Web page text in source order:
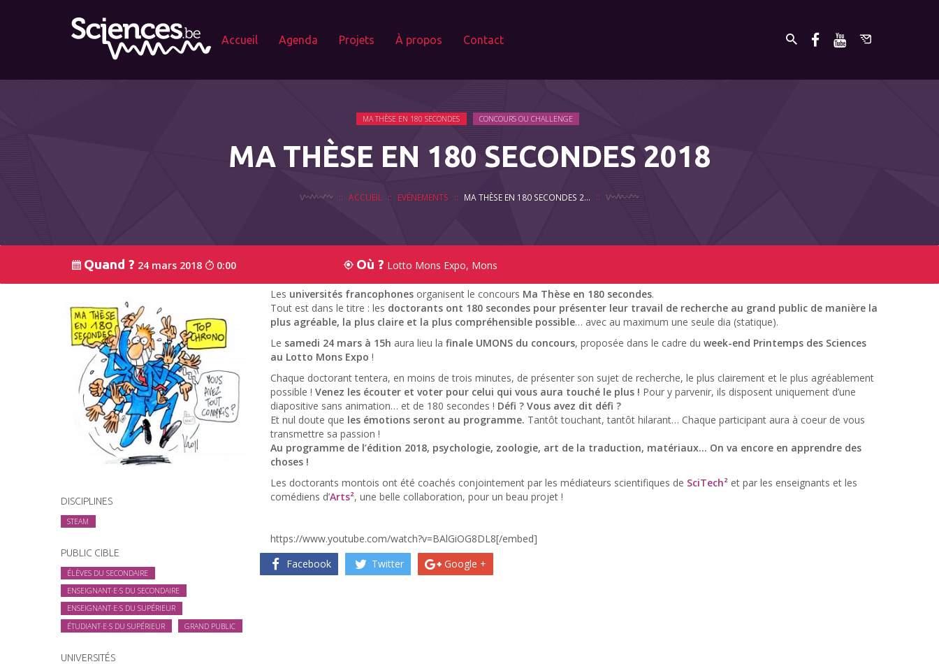
Accueil Agenda Projets À propos Contact
MA THÈSE EN 180 SECONDES CONCOURS OU CHALLENGE
MA THÈSE EN 180 SECONDES 2018
ACCUEIL EVÉNEMENTS MA THÈSE EN 180 SECONDES 2018
Quand ? 24 mars 2018 0:00 Où ? Lotto Mons Expo, Mons
DISCIPLINES
STEAM
PUBLIC CIBLE
ÉLÈVES DU SECONDAIRE
ENSEIGNANT·E·S DU SECONDAIRE
ENSEIGNANT·E·S DU SUPÉRIEUR
ÉTUDIANT·E·S DU SUPÉRIEUR
GRAND PUBLIC
UNIVERSITÉS
Les universités francophones organisent le concours Ma Thèse en 180 secondes.
Tout est dans le titre : les doctorants ont 180 secondes pour présenter leur travail de recherche au grand public de manière la
plus agréable, la plus claire et la plus compréhensible possible… avec au maximum une seule dia (statique).
Le samedi 24 mars à 15h aura lieu la finale UMONS du concours, proposée dans le cadre du week-end Printemps des Sciences
au Lotto Mons Expo !
Chaque doctorant tentera, en moins de trois minutes, de présenter son sujet de recherche, le plus clairement et le plus agréablement
possible ! Venez les écouter et voter pour celui qui vous aura touché le plus ! Pour y parvenir, ils disposent uniquement d’une
diapositive sans animation… et de 180 secondes ! Défi ? Vous avez dit défi ?
Et nul doute que les émotions seront au programme. Tantôt touchant, tantôt hilarant… Chaque participant aura à coeur de vous
transmettre sa passion !
Au programme de l’édition 2018, psychologie, zoologie, art de la traduction, matériaux… On va encore en apprendre des
choses !
Les doctorants montois ont été coachés conjointement par les médiateurs scientifiques de SciTech² et par les enseignants et les
comédiens d’Arts², une belle collaboration, pour un beau projet !
https://www.youtube.com/watch?v=BAlGiOG8DL8[/embed]
Facebook
Twitter Google +